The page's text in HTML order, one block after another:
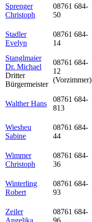
Sprenger
Christoph
08761 684-
50
Stadler
Evelyn
08761 684-
14
Stanglmaier
Dr. Michael
Dritter
Bürgermeister
08761 684-
12
(Vorzimmer)
Walther Hans
08761 684-
813
Wiesheu
Sabine
08761 684-
44
Wimmer
Christoph
08761 684-
36
Winterling
Robert
08761 684-
93
Zeiler
Angelika
08761 684-
96